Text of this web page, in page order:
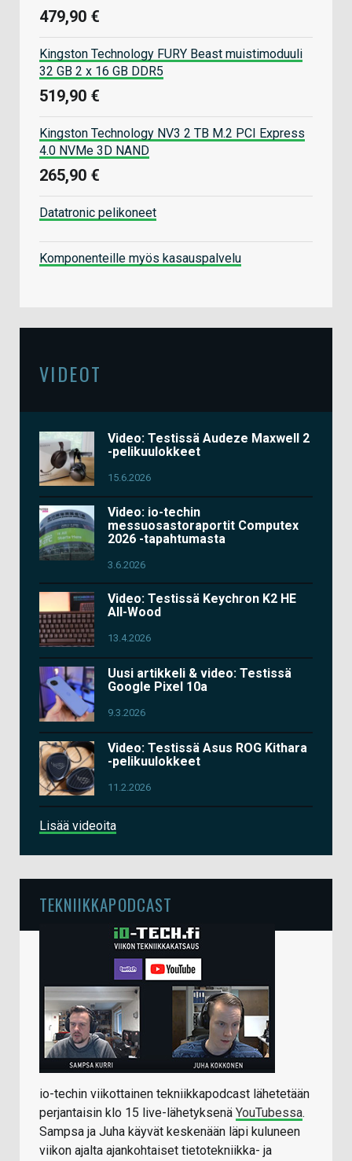
479,90 €
Kingston Technology FURY Beast muistimoduuli
32 GB 2 x 16 GB DDR5
519,90 €
Kingston Technology NV3 2 TB M.2 PCI Express
4.0 NVMe 3D NAND
265,90 €
Datatronic pelikoneet
Komponenteille myös kasauspalvelu
VIDEOT
Video: Testissä Audeze Maxwell 2
-pelikuulokkeet
15.6.2026
Video: io-techin
messuosastoraportit Computex
2026 -tapahtumasta
3.6.2026
Video: Testissä Keychron K2 HE
All-Wood
13.4.2026
Uusi artikkeli & video: Testissä
Google Pixel 10a
9.3.2026
Video: Testissä Asus ROG Kithara
-pelikuulokkeet
11.2.2026
Lisää videoita
TEKNIIKKAPODCAST
io-techin viikottainen tekniikkapodcast lähetetään
perjantaisin klo 15 live-lähetyksenä YouTubessa.
Sampsa ja Juha käyvät keskenään läpi kuluneen
viikon ajalta ajankohtaiset tietotekniikka- ja